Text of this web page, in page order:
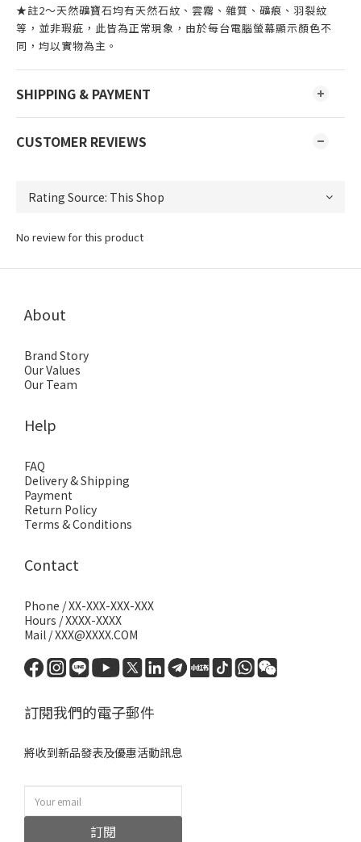
★註2～天然礦寶石均有天然石紋、雲霧、雜質、礦痕、羽裂紋
等，並非瑕疵，此皆為正常現象，由於每台電腦螢幕顯示顏色不
同，均以實物為主。
SHIPPING & PAYMENT
CUSTOMER REVIEWS
No review for this product
About
Brand Story
Our Values
Our Team
Help
FAQ
Delivery & Shipping
Payment
Return Policy
Terms & Conditions
Contact
Phone / XX-XXX-XXX-XXX
Hours / XXXX-XXXX
Mail / XXX@XXXX.COM
訂閱我們的電子郵件
將收到新品發表及優惠活動訊息
訂閱